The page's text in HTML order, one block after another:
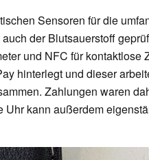
Sensoren für die
der Blutsauerstoff
und NFC für kontaktlose
hinterlegt und dieser
Zahlungen waren
Uhr kann außerdem